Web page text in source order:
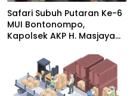
Safari Subuh Putaran Ke-6
MUI Bontonompo,
Kapolsek AKP H. Masjaya
Masyarakat Jaga
Kamtibmas